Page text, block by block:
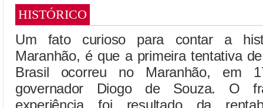
HISTÓRICO
Um fato curioso para contar a
Maranhão, é que a primeira tentativa
Brasil ocorreu no Maranhão, em
governador Diogo de Souza. O
experiência foi resultado da